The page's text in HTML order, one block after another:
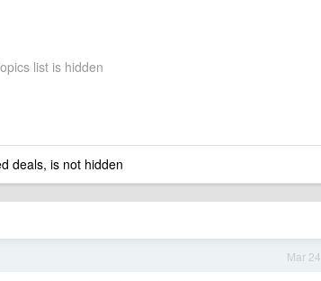
list is hidden
deals, is not hidden
Mar 24